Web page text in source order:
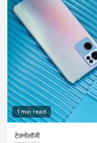
1 min read
टेक्नोलॉजी